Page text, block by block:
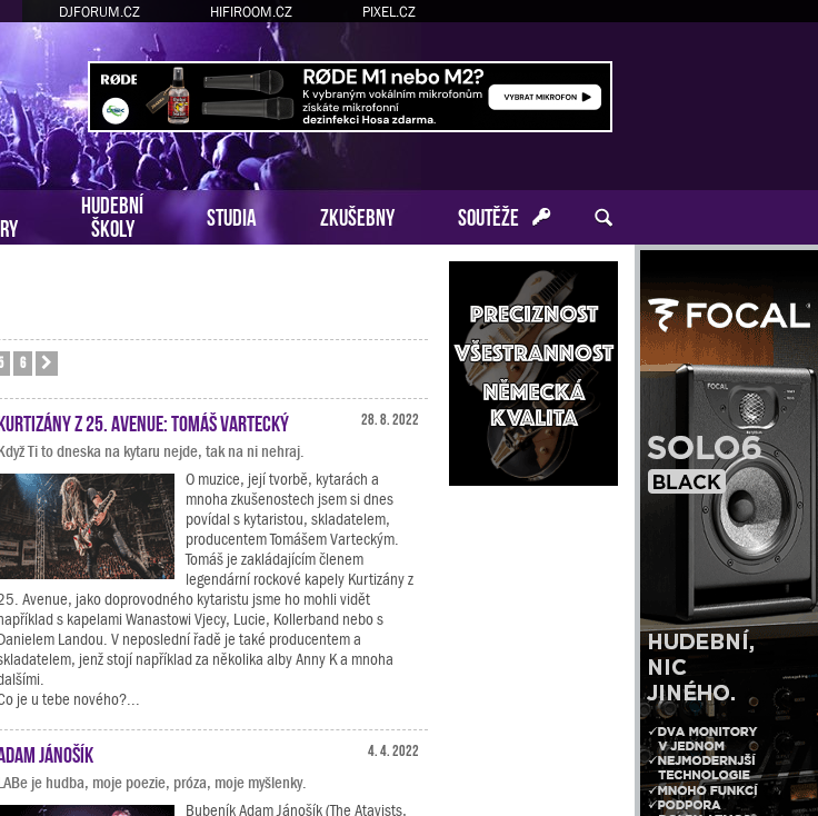
DJFORUM.CZ HIFIROOM.CZ PIXEL.CZ
HUDEBNÍ
ŠKOLY
STUDIA ZKUŠEBNY SOUTĚŽE
6
28. 8. 2022
z 25. Avenue: Tomáš Vartecký
Ti to dneska na kytaru nejde, tak na ni nehraj.
O muzice, její tvorbě, kytarách a
mnoha zkušenostech jsem si dnes
povídal s kytaristou, skladatelem,
producentem Tomášem Varteckým.
Tomáš je zakládajícím členem
legendární rockové kapely Kurtizány z
Avenue, jako doprovodného kytaristu jsme ho mohli vidět
s kapelami Wanastowi Vjecy, Lucie, Kollerband nebo s
Landou. V neposlední řadě je také producentem a
jenž stojí například za několika alby Anny K a mnoha
je u tebe nového?...
4. 4. 2022
Jánošík
je hudba, moje poezie, próza, moje myšlenky.
Bubeník Adam Jánošík (The Atavists,